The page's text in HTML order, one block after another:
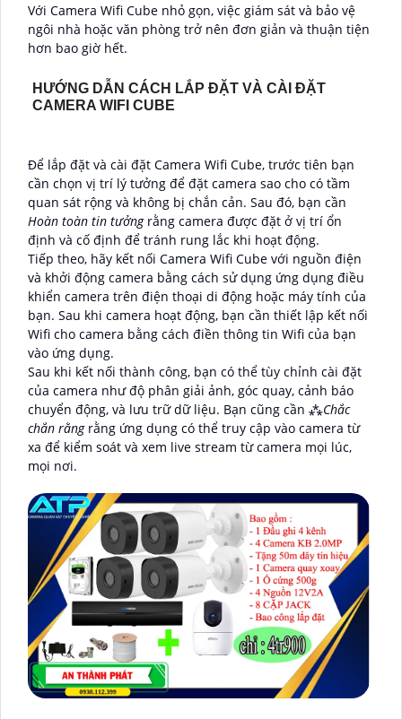
Với Camera Wifi Cube nhỏ gọn, việc giám sát và bảo vệ
ngôi nhà hoặc văn phòng trở nên đơn giản và thuận tiện
hơn bao giờ hết.
HƯỚNG DẪN CÁCH LẮP ĐẶT VÀ CÀI ĐẶT
CAMERA WIFI CUBE
Để lắp đặt và cài đặt Camera Wifi Cube, trước tiên bạn
cần chọn vị trí lý tưởng để đặt camera sao cho có tầm
quan sát rộng và không bị chắn cản. Sau đó, bạn cần
Hoàn toàn tin tưởngrằng camera được đặt ở vị trí ổn
định và cố định để tránh rung lắc khi hoạt động.
Tiếp theo, hãy kết nối Camera Wifi Cube với nguồn điện
và khởi động camera bằng cách sử dụng ứng dụng điều
khiển camera trên điện thoại di động hoặc máy tính của
bạn. Sau khi camera hoạt động, bạn cần thiết lập kết nối
Wifi cho camera bằng cách điền thông tin Wifi của bạn
vào ứng dụng.
Sau khi kết nối thành công, bạn có thể tùy chỉnh cài đặt
của camera như độ phân giải ảnh, góc quay, cảnh báo
chuyển động, và lưu trữ dữ liệu. Bạn cũng cần ⁂Chắc
chắn rằngrằng ứng dụng có thể truy cập vào camera từ
xa để kiểm soát và xem live stream từ camera mọi lúc,
mọi nơi.